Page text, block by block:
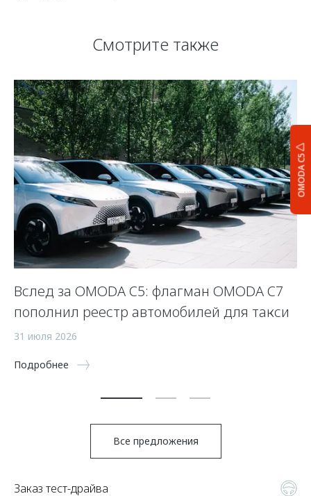
OMODA C5
Смотрите также
Вслед за OMODA C5: флагман OMODA C7
пополнил реестр автомобилей для такси
31 июля 2026
Подробнее
Все предложения
Заказ тест-драйва